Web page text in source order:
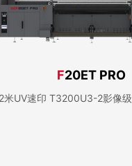
F20ET PRO
2米UV速印 T3200U3-2影像